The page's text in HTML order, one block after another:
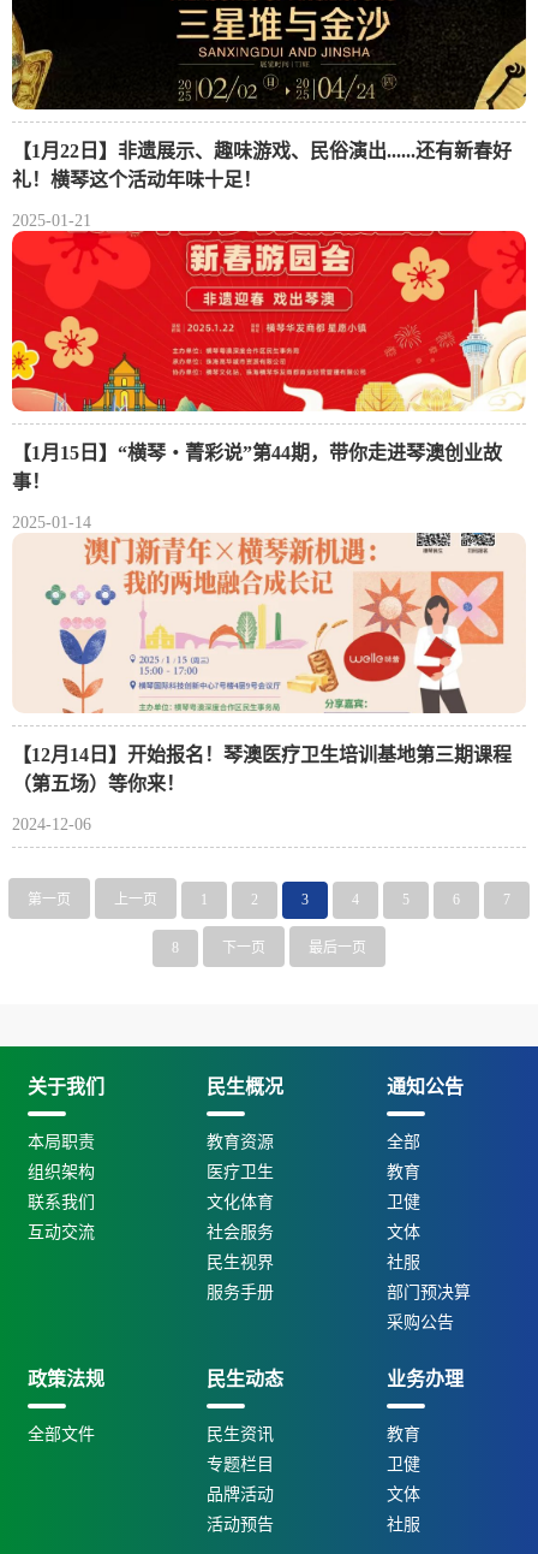
【1月22日】非遗展示、趣味游戏、民俗演出......还有新春好
礼！横琴这个活动年味十足！
2025-01-21
【1月15日】“横琴・菁彩说”第44期，带你走进琴澳创业故
事！
2025-01-14
【12月14日】开始报名！琴澳医疗卫生培训基地第三期课程
（第五场）等你来！
2024-12-06
第一页 上一页 1 2 3 4 5 6 7
8 下一页 最后一页
关于我们
本局职责
组织架构
联系我们
互动交流
民生概况
教育资源
医疗卫生
文化体育
社会服务
民生视界
服务手册
通知公告
全部
教育
卫健
文体
社服
部门预决算
采购公告
政策法规
全部文件
民生动态
民生资讯
专题栏目
品牌活动
活动预告
业务办理
教育
卫健
文体
社服